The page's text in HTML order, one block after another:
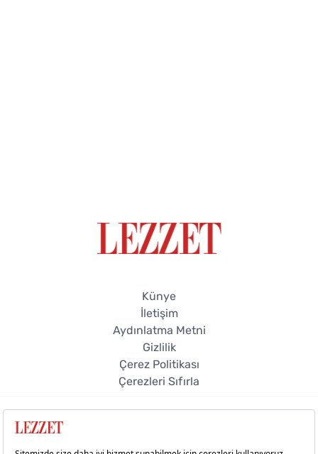
Künye
İletişim
Aydınlatma Metni
Gizlilik
Çerez Politikası
Çerezleri Sıfırla